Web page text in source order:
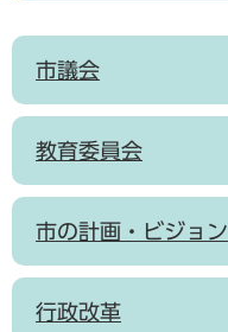
市議会
教育委員会
市の計画・ビジョン
行政改革